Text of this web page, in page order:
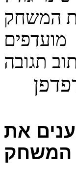
המשחק
מועדפים
תגובה
את
המשחק